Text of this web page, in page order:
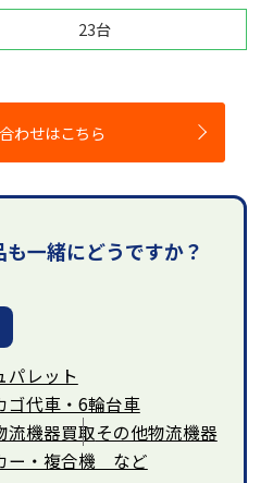
23台
わせはこちら
一緒にどうですか？
パレット
ゴ代車・6輪台車
流機器買取その他物流機器
ー・複合機 など